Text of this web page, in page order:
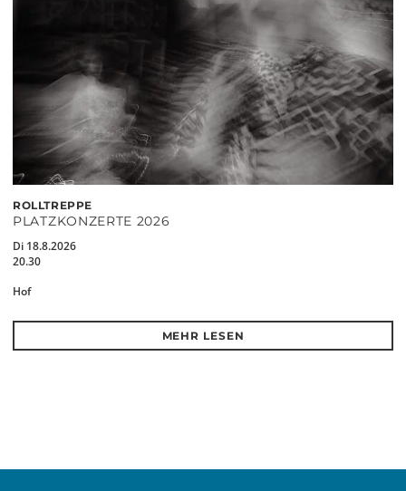
ROLLTREPPE
PLATZKONZERTE 2026
Di 18.8.2026
20.30
Hof
MEHR LESEN